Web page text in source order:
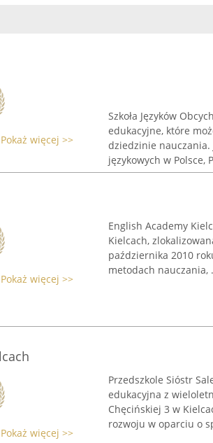
Pokaż więcej >>
Szkoła Języków
edukacyjne, które
dziedzinie nauczania.
językowych w Polsce,
Pokaż więcej >>
English Academy
Kielcach,
października 2010
metodach nauczania,
Pokaż więcej >>
Przedszkole Sióstr
edukacyjna z
Chęcińskiej 3 w
rozwoju w oparciu o